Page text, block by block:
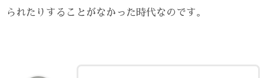
られたりすることがなかった時代なのです。